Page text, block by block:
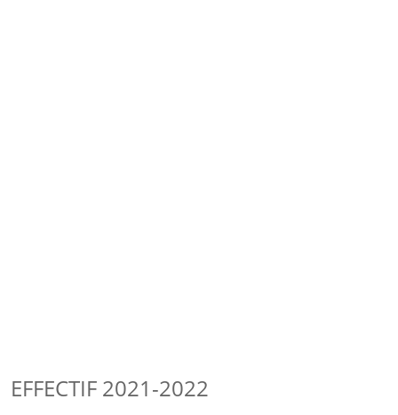
EFFECTIF 2021-2022